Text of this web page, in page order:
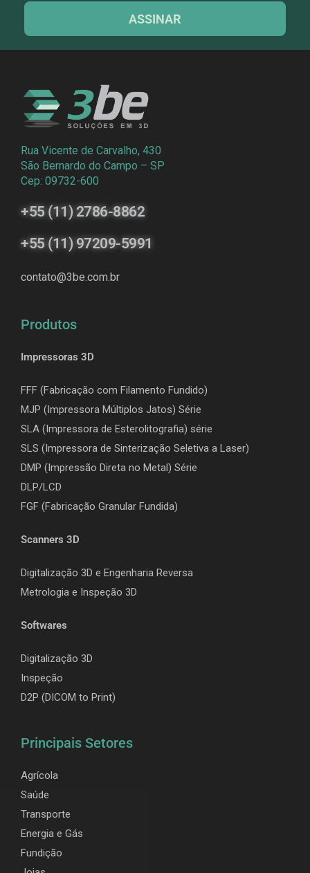
ASSINAR
Rua Vicente de Carvalho, 430
São Bernardo do Campo – SP
Cep: 09732-600
+55 (11) 2786-8862
+55 (11) 97209-5991
contato@3be.com.br
Produtos
Impressoras 3D
FFF (Fabricação com Filamento Fundido)
MJP (Impressora Múltiplos Jatos) Série
SLA (Impressora de Esterolitografia) série
SLS (Impressora de Sinterização Seletiva a Laser)
DMP (Impressão Direta no Metal) Série
DLP/LCD
FGF (Fabricação Granular Fundida)
Scanners 3D
Digitalização 3D e Engenharia Reversa
Metrologia e Inspeção 3D
Softwares
Digitalização 3D
Inspeção
D2P (DICOM to Print)
Principais Setores
Agrícola
Saúde
Transporte
Energia e Gás
Fundição